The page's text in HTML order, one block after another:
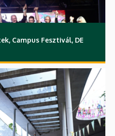
Campus Fesztivál, DE